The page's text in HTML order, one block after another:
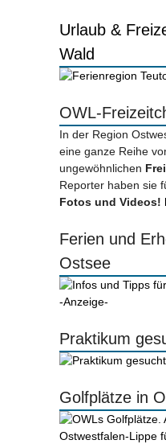
Urlaub &
Wald
OWL-
In der Region
eine ganze Reihe
ungewöhnlichen
Reporter haben sie
Fotos und Videos!
Ferien und
Ostsee
-Anzeige-
Praktikum
Golfplätze in